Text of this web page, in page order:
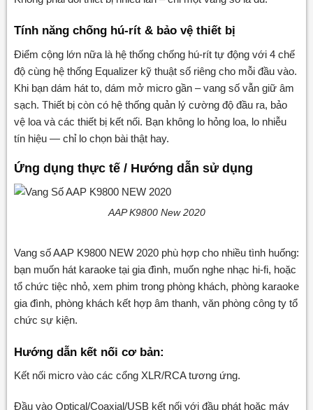
Tính năng chống hú-rít & bảo vệ thiết bị
Điểm cộng lớn nữa là hệ thống chống hú-rít tự động với 4 chế
độ cùng hệ thống Equalizer kỹ thuật số riêng cho mỗi đầu vào.
Khi bạn dám hát to, dám mở micro gần – vang số vẫn giữ âm
sạch. Thiết bị còn có hệ thống quản lý cường độ đầu ra, bảo
vệ loa và các thiết bị kết nối. Bạn không lo hỏng loa, lo nhiễu
tín hiệu — chỉ lo chọn bài thật hay.
Ứng dụng thực tế / Hướng dẫn sử dụng
AAP K9800 New 2020
Vang số AAP K9800 NEW 2020 phù hợp cho nhiều tình huống:
bạn muốn hát karaoke tại gia đình, muốn nghe nhạc hi-fi, hoặc
tổ chức tiệc nhỏ, xem phim trong phòng khách, phòng karaoke
gia đình, phòng khách kết hợp âm thanh, văn phòng công ty tổ
chức sự kiện.
Hướng dẫn kết nối cơ bản:
Kết nối micro vào các cổng XLR/RCA tương ứng.
Đầu vào Optical/Coaxial/USB kết nối với đầu phát hoặc máy